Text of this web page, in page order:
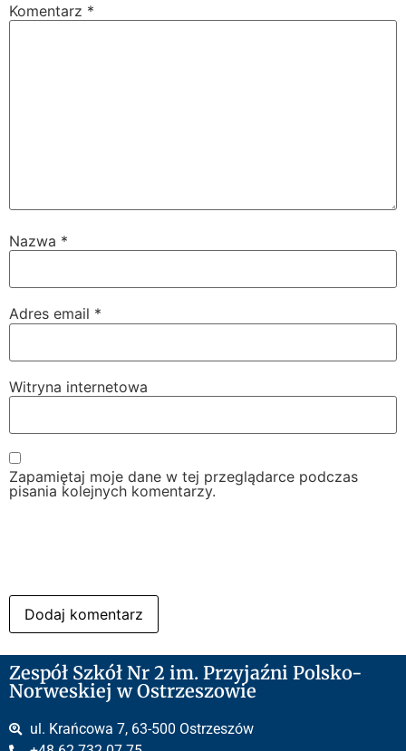
Komentarz *
Nazwa *
Adres email *
Witryna internetowa
Zapamiętaj moje dane w tej przeglądarce podczas
pisania kolejnych komentarzy.
Zespół Szkół Nr 2 im. Przyjaźni Polsko-
Norweskiej w Ostrzeszowie
ul. Krańcowa 7, 63-500 Ostrzeszów